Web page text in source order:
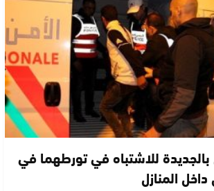
للاشتباه في تورطهما في
المنازل